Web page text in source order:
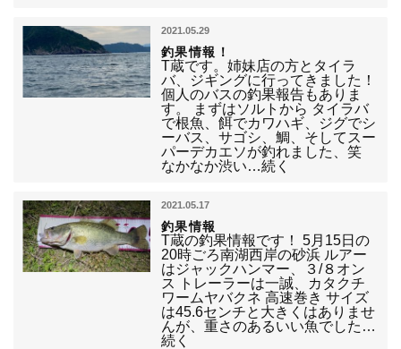
2021.05.29
釣果情報！
T蔵です。姉妹店の方とタイラ
バ、ジギングに行ってきました！
個人のバスの釣果報告もありま
す。 まずはソルトから タイラバ
で根魚、餌でカワハギ、ジグでシ
ーバス、サゴシ、鯛、そしてスー
パーデカエソが釣れました、笑
なかなか渋い…続く
2021.05.17
釣果情報
T蔵の釣果情報です！ 5月15日の
20時ごろ南湖西岸の砂浜 ルアー
はジャックハンマー、３/８オン
ス トレーラーは一誠、カタクチ
ワームヤバクネ 高速巻き サイズ
は45.6センチと大きくはありませ
んが、重さのあるいい魚でした…
続く